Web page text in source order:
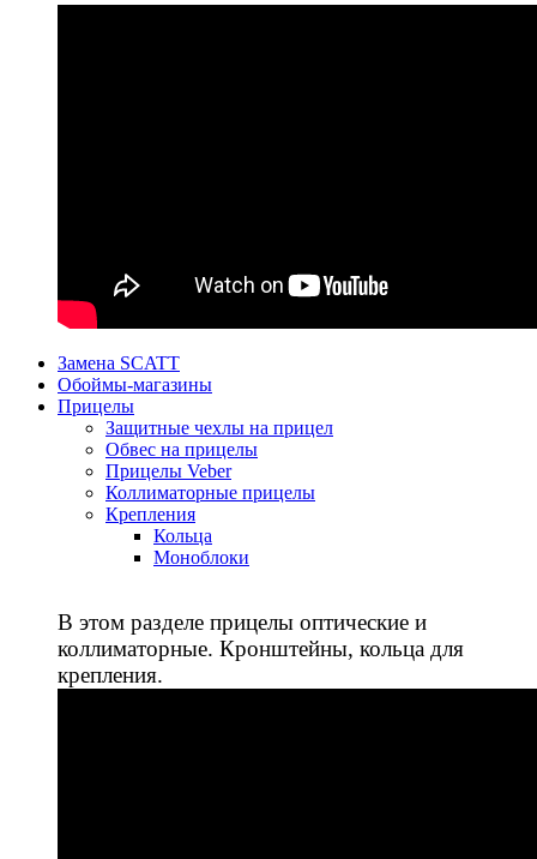
Замена SCATT
Обоймы-магазины
Прицелы
Защитные чехлы на прицел
Обвес на прицелы
Прицелы Veber
Коллиматорные прицелы
Крепления
Кольца
Моноблоки
В этом разделе прицелы оптические и
коллиматорные. Кронштейны, кольца для
крепления.